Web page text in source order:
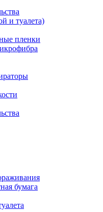
и туалета)
пленки
бумага